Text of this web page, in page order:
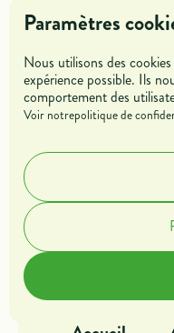
Jeunes
Paramètres
Nous utilisons des
expérience possible. Ils
comportement des
Voir notrepolitique de